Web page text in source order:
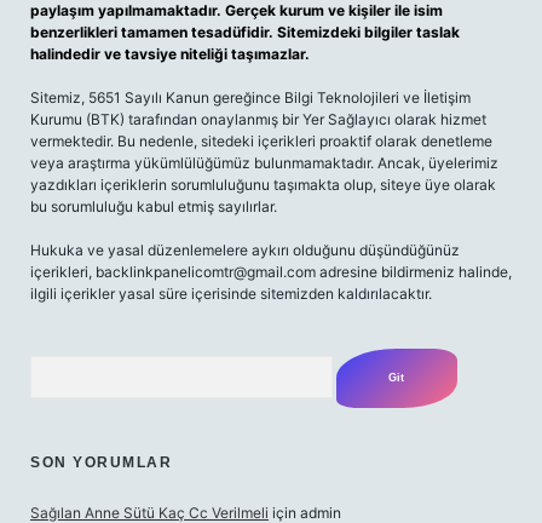
paylaşım yapılmamaktadır. Gerçek kurum ve kişiler ile isim
benzerlikleri tamamen tesadüfidir. Sitemizdeki bilgiler taslak
halindedir ve tavsiye niteliği taşımazlar.
Sitemiz, 5651 Sayılı Kanun gereğince Bilgi Teknolojileri ve İletişim
Kurumu (BTK) tarafından onaylanmış bir Yer Sağlayıcı olarak hizmet
vermektedir. Bu nedenle, sitedeki içerikleri proaktif olarak denetleme
veya araştırma yükümlülüğümüz bulunmamaktadır. Ancak, üyelerimiz
yazdıkları içeriklerin sorumluluğunu taşımakta olup, siteye üye olarak
bu sorumluluğu kabul etmiş sayılırlar.
Hukuka ve yasal düzenlemelere aykırı olduğunu düşündüğünüz
içerikleri, backlinkpanelicomtr@gmail.com adresine bildirmeniz halinde,
ilgili içerikler yasal süre içerisinde sitemizden kaldırılacaktır.
SON YORUMLAR
Sağılan Anne Sütü Kaç Cc Verilmeli için admin